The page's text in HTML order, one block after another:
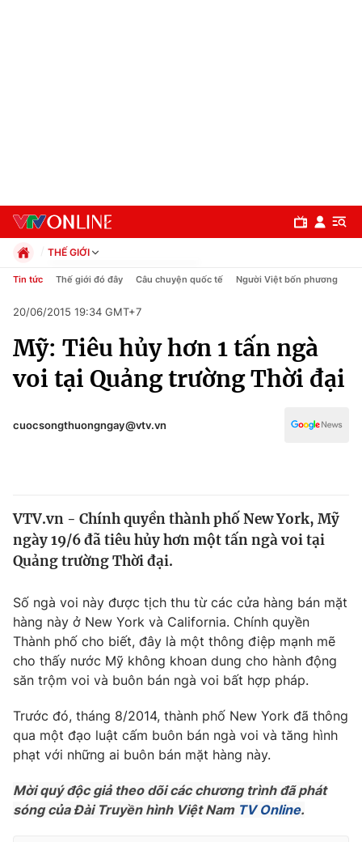
Chuyên mục
Chính trị
Thế giới
Thế giới đó đây
Câu chuyện quốc tế
Kinh tế
Tài chính
Thị trường
Dữ liệu và đời sống
Phim VTV
Hậu trường
Nhân vật
Giải trí
Âm nhạc
Đời sống
THẾ GIỚI
Chính trị
Pháp luật
Kinh tế
Thể thao
Truyền hình
Y tế
Tin tức Thế giới đó đây Câu chuyện quốc tế Người Việt bốn phương
20/06/2015 19:34 GMT+7
Mỹ: Tiêu hủy hơn 1 tấn ngà
voi tại Quảng trường Thời đại
cuocsongthuongngay@vtv.vn
VTV.vn - Chính quyền thành phố New York, Mỹ
ngày 19/6 đã tiêu hủy hơn một tấn ngà voi tại
Quảng trường Thời đại.
Số ngà voi này được tịch thu từ các cửa hàng bán mặt
hàng này ở New York và California. Chính quyền
Thành phố cho biết, đây là một thông điệp mạnh mẽ
cho thấy nước Mỹ không khoan dung cho hành động
săn trộm voi và buôn bán ngà voi bất hợp pháp.
Trước đó, tháng 8/2014, thành phố New York đã thông
qua một đạo luật cấm buôn bán ngà voi và tăng hình
phạt với những ai buôn bán mặt hàng này.
Mời quý độc giả theo dõi các chương trình đã phát
sóng của Đài Truyền hình Việt Nam TV Online.